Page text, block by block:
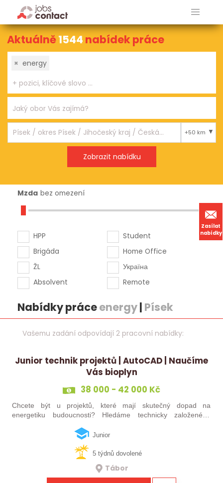
Zasílat
nabídky
Aktuálně1544 nabídek práce
× energy
+50 km
Mzda bez omezení
HPP
Brigáda
ŽL
Absolvent
Student
Home Office
Україна
Remote
Nabídky práceenergy| Písek
Vašemu zadání odpovídají 2 pracovní nabídky:
Junior technik projektů | AutoCAD | Naučíme
Vás bioplyn
38 000 - 42 000 Kč
Chcete být u projektů, které mají skutečný dopad na
energetiku budoucnosti? Hledáme technicky založeného
realizaci bioplynových stanic po celé…
Junior
5 týdnů dovolené
Tábor